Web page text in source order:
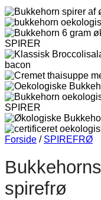
Forside / SPIREFRØ
spirefrø